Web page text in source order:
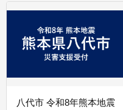
八代市 令和8年熊本地震